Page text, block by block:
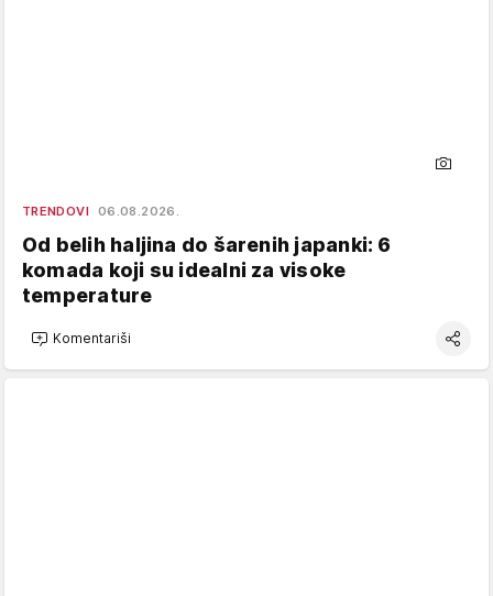
TRENDOVI 06.08.2026.
Od belih haljina do šarenih japanki: 6
komada koji su idealni za visoke
temperature
Komentariši